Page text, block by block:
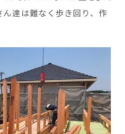
達は難なく歩き回り、作